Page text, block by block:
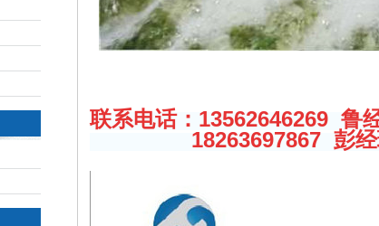
联系电话：13562646269 鲁
18263697867 彭经